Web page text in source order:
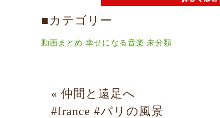
■カテゴリー
動画まとめ 幸せになる音楽 未分類
« 仲間と遠足へ
#france #パリの風景